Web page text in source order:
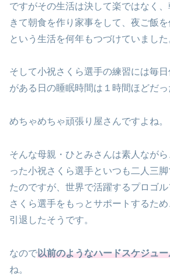
ですがその生活は決して楽ではなく
きて朝食を作り家事をして、夜ご飯
という生活を何年もつづけていました
そして小祝さくら選手の練習には毎
がある日の睡眠時間は１時間ほどだっ
めちゃめちゃ頑張り屋さんですよね。
そんな母親・ひとみさんは素人なが
った小祝さくら選手といつも二人三
たのですが、世界で活躍するプロゴ
さくら選手をもっとサポートするた
引退したそうです。
なので以前のようなハードスケジュ
ね。